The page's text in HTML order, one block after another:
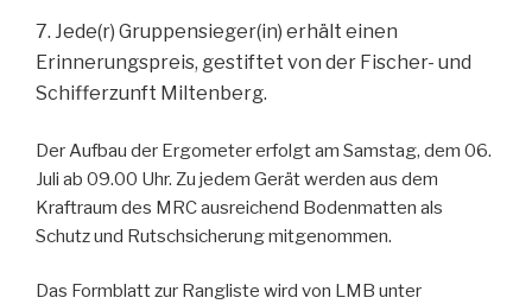
7. Jede(r) Gruppensieger(in) erhält einen
Erinnerungspreis, gestiftet von der Fischer- und
Schifferzunft Miltenberg.
Der Aufbau der Ergometer erfolgt am Samstag, dem 06.
Juli ab 09.00 Uhr. Zu jedem Gerät werden aus dem
Kraftraum des MRC ausreichend Bodenmatten als
Schutz und Rutschsicherung mitgenommen.
Das Formblatt zur Rangliste wird von LMB unter